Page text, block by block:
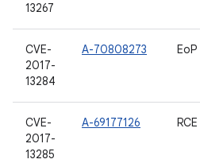
13267
CVE-
2017-
13284
A-70808273 EoP
CVE-
2017-
13285
A-69177126 RCE